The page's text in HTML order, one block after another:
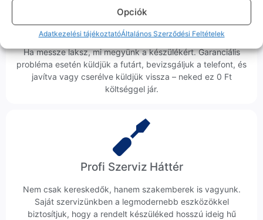
Opciók
Adatkezelési tájékoztatóÁltalános Szerződési Feltételek
Ingyenes Futár & Szerviz
Ha messze laksz, mi megyünk a készülékért. Garanciális
probléma esetén küldjük a futárt, bevizsgáljuk a telefont, és
javítva vagy cserélve küldjük vissza – neked ez 0 Ft
költséggel jár.
Profi Szerviz Háttér
Nem csak kereskedők, hanem szakemberek is vagyunk.
Saját szervizünkben a legmodernebb eszközökkel
biztosítjuk, hogy a rendelt készüléked hosszú ideig hű